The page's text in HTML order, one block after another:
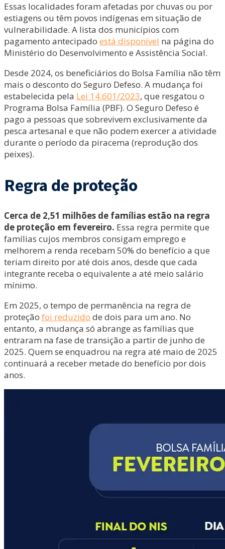
Essas localidades foram afetadas por chuvas ou por
estiagens ou têm povos indígenas em situação de
vulnerabilidade. A lista dos municípios com
pagamento antecipado está disponível na página do
Ministério do Desenvolvimento e Assistência Social.
Desde 2024, os beneficiários do Bolsa Família não têm
mais o desconto do Seguro Defeso. A mudança foi
estabelecida pela Lei 14.601/2023, que resgatou o
Programa Bolsa Família (PBF). O Seguro Defeso é
pago a pessoas que sobrevivem exclusivamente da
pesca artesanal e que não podem exercer a atividade
durante o período da piracema (reprodução dos
peixes).
Regra de proteção
Cerca de 2,51 milhões de famílias estão na regra
de proteção em fevereiro. Essa regra permite que
famílias cujos membros consigam emprego e
melhorem a renda recebam 50% do benefício a que
teriam direito por até dois anos, desde que cada
integrante receba o equivalente a até meio salário
mínimo.
Em 2025, o tempo de permanência na regra de
proteção foi reduzido de dois para um ano. No
entanto, a mudança só abrange as famílias que
entraram na fase de transição a partir de junho de
2025. Quem se enquadrou na regra até maio de 2025
continuará a receber metade do benefício por dois
anos.